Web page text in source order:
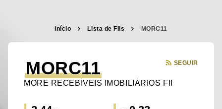
Início Lista de Fiis MORC11
MORC11
MORE RECEBÍVEIS IMOBILIÁRIOS FII
SEGUIR